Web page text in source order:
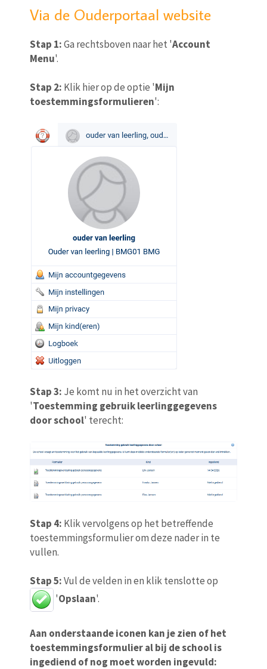
Via de Ouderportaal website
Stap 1:Ga rechtsboven naar het 'Account
Menu'.
Stap 2: Klik hier op de optie 'Mijn
toestemmingsformulieren':
Stap 3: Je komt nu in het overzicht van
'Toestemming gebruik leerlinggegevens
door school' terecht:
Stap 4: Klik vervolgens op het betreffende
toestemmingsformulier om deze nader in te
vullen.
Stap 5:Vul de velden in en klik tenslotte op
'Opslaan'.
Aan onderstaande iconen kan je zien of het
toestemmingsformulier al bij de school is
ingediend of nog moet worden ingevuld: